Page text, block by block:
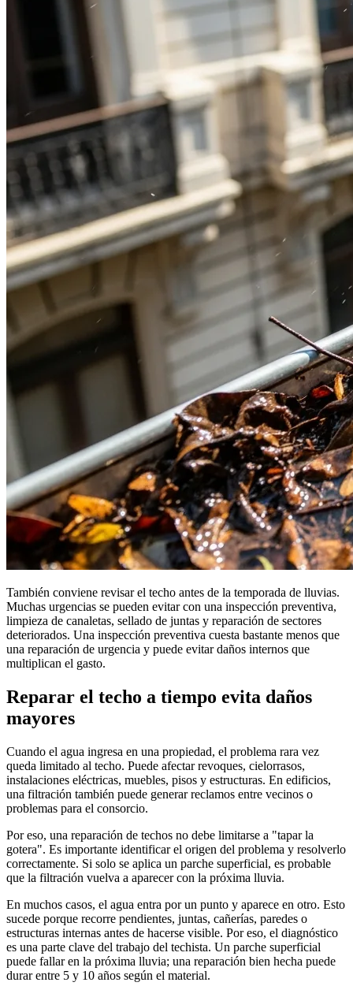
También conviene revisar el techo antes de la temporada de lluvias.
Muchas urgencias se pueden evitar con una inspección preventiva,
limpieza de canaletas, sellado de juntas y reparación de sectores
deteriorados. Una inspección preventiva cuesta bastante menos que
una reparación de urgencia y puede evitar daños internos que
multiplican el gasto.
Reparar el techo a tiempo evita daños
mayores
Cuando el agua ingresa en una propiedad, el problema rara vez
queda limitado al techo. Puede afectar revoques, cielorrasos,
instalaciones eléctricas, muebles, pisos y estructuras. En edificios,
una filtración también puede generar reclamos entre vecinos o
problemas para el consorcio.
Por eso, una reparación de techos no debe limitarse a "tapar la
gotera". Es importante identificar el origen del problema y resolverlo
correctamente. Si solo se aplica un parche superficial, es probable
que la filtración vuelva a aparecer con la próxima lluvia.
En muchos casos, el agua entra por un punto y aparece en otro. Esto
sucede porque recorre pendientes, juntas, cañerías, paredes o
estructuras internas antes de hacerse visible. Por eso, el diagnóstico
es una parte clave del trabajo del techista. Un parche superficial
puede fallar en la próxima lluvia; una reparación bien hecha puede
durar entre 5 y 10 años según el material.